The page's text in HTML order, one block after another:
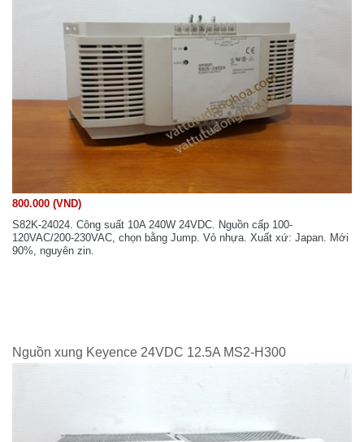
800.000 (VND)
S82K-24024. Công suất 10A 240W 24VDC. Nguồn cấp 100-
120VAC/200-230VAC, chọn bằng Jump. Vỏ nhựa. Xuất xứ: Japan. Mới
90%, nguyên zin.
Nguồn xung Keyence 24VDC 12.5A MS2-H300